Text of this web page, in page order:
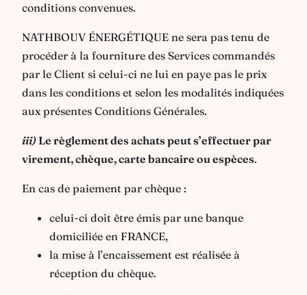
conditions convenues.
NATHBOUV ÉNERGÉTIQUE ne sera pas tenu de
procéder à la fourniture des Services commandés
par le Client si celui-ci ne lui en paye pas le prix
dans les conditions et selon les modalités indiquées
aux présentes Conditions Générales.
iii) Le règlement des achats peut s’effectuer par
virement, chèque, carte bancaire ou espèces.
En cas de paiement par chèque :
celui-ci doit être émis par une banque
domiciliée en FRANCE,
la mise à l’encaissement est réalisée à
réception du chèque.